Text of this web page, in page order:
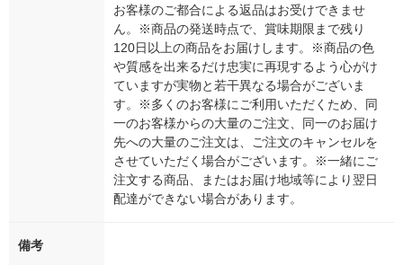
お客様のご都合による返品はお受けできませ
ん。※商品の発送時点で、賞味期限まで残り
120日以上の商品をお届けします。※商品の色
や質感を出来るだけ忠実に再現するよう心がけ
ていますが実物と若干異なる場合がございま
す。※多くのお客様にご利用いただくため、同
一のお客様からの大量のご注文、同一のお届け
先への大量のご注文は、ご注文のキャンセルを
させていただく場合がございます。※一緒にご
注文する商品、またはお届け地域等により翌日
配達ができない場合があります。
備考